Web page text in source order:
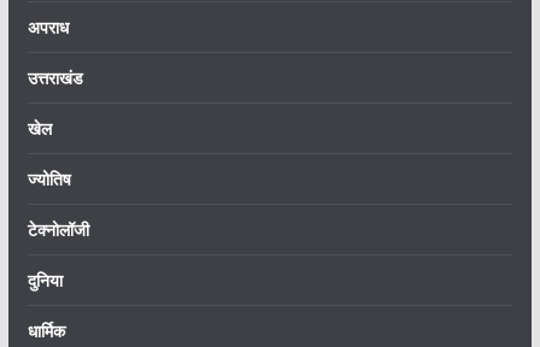
अपराध
उत्तराखंड
खेल
ज्योतिष
टेक्नोलॉजी
दुनिया
धार्मिक